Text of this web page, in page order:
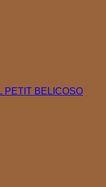
PETIT BELICOSO